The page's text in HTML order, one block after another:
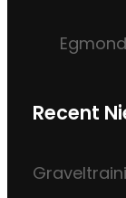
Recent